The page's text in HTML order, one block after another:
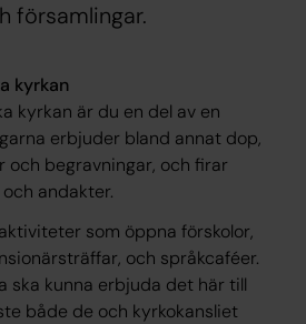
församlingar.
kyrkan
kyrkan är du en del av en
erbjuder bland annat dop,
och begravningar, och firar
andakter.
som öppna förskolor,
och språkcaféer.
ska kunna erbjuda det här till
både de och kyrkokansliet